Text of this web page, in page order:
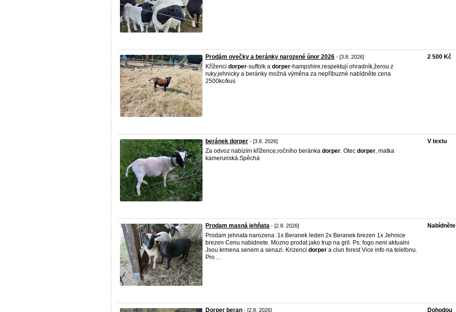
Prodám ovečky a beránky narozené únor 2026 - [3.8. 2026]
Kříženci dorper-suffolk a dorper-hampshire,respektují ohradník,žerou z
ruky.jehnicky a beránky možná výměna za nepříbuzné nabídněte.cena
2500kc/kus
2 500 Kč
beránek dorper - [3.8. 2026]
Za odvoz nabízím křížence,ročního beránka dorper. Otec dorper, matka
kamerunská.Spěchá
V textu
Prodam masná jehňata - [2.8. 2026]
Prodam jehnata narozena: 1x Beranek leden 2x Beranek brezen 1x Jehnice
brezen Cenu nabidnete. Mozno prodat jako trup na gril. Ps: fogo neni aktualni
Jsou krmena senem a senazi. Krizenci dorper a clun forest Vice info na telefonu.
Pro ...
Nabídněte
Dorper beran - [2.8. 2026] Dohodou